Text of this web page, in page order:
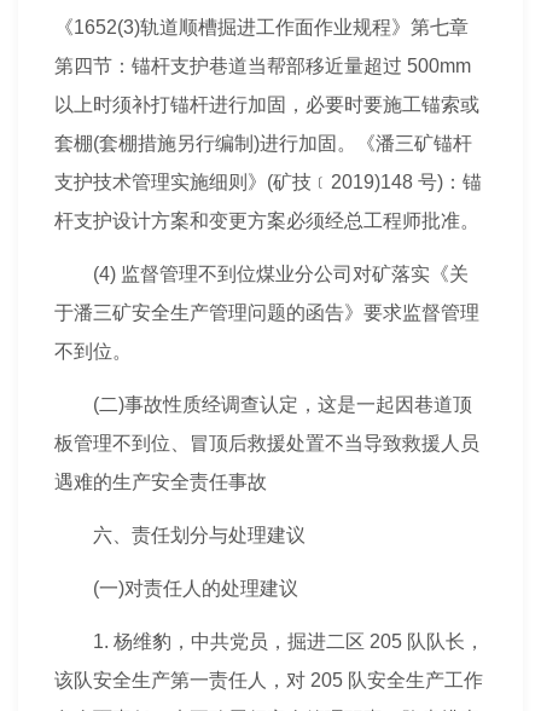
《1652(3)轨道顺槽掘进工作面作业规程》第七章
第四节：锚杆支护巷道当帮部移近量超过 500mm
以上时须补打锚杆进行加固，必要时要施工锚索或
套棚(套棚措施另行编制)进行加固。《潘三矿锚杆
支护技术管理实施细则》(矿技﹝2019)148 号)：锚
杆支护设计方案和变更方案必须经总工程师批准。
(4) 监督管理不到位煤业分公司对矿落实《关
于潘三矿安全生产管理问题的函告》要求监督管理
不到位。
(二)事故性质经调查认定，这是一起因巷道顶
板管理不到位、冒顶后救援处置不当导致救援人员
遇难的生产安全责任事故
六、责任划分与处理建议
(一)对责任人的处理建议
1. 杨维豹，中共党员，掘进二区 205 队队长，
该队安全生产第一责任人，对 205 队安全生产工作